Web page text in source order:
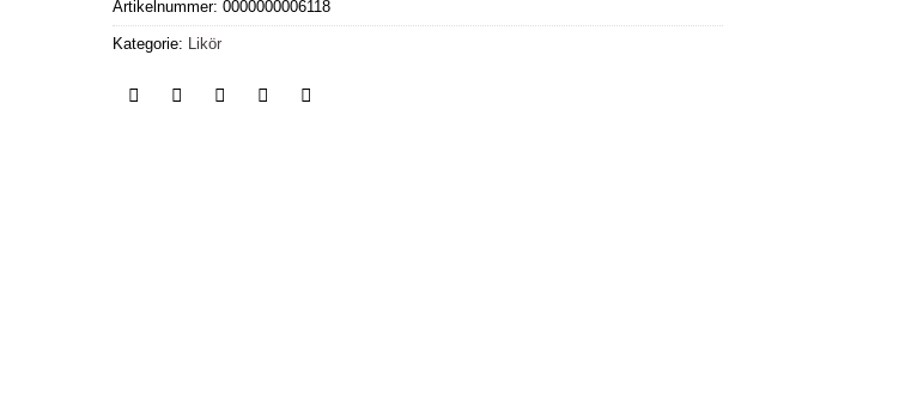
Artikelnummer: 0000000006118
Kategorie: Likör